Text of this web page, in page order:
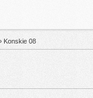
Konskie 08